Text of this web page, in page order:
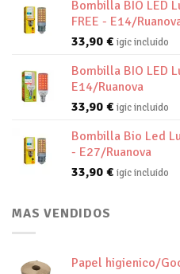
Bombilla BIO LED
FREE - E14/
33,90 € igic incluido
Bombilla BIO LED
E14/Ruanova
33,90 € igic incluido
Bombilla Bio Led
- E27/Ruanova
33,90 € igic incluido
MAS VENDIDOS
Papel higienico/